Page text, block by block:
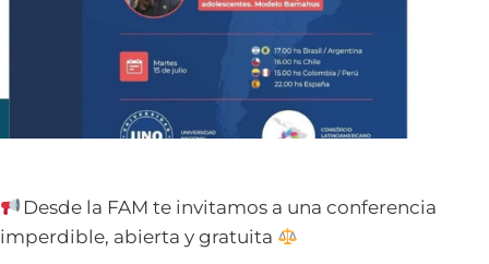
Desde la FAM te invitamos a una conferencia
imperdible, abierta y gratuita